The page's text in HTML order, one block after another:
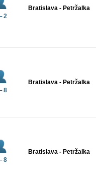
2
Bratislava - Petržalka
8
Bratislava - Petržalka
8
Bratislava - Petržalka